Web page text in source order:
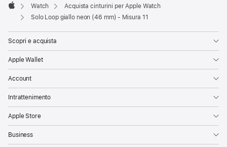
Apple
Watch
Acquista cinturini per Apple Watch
Solo Loop giallo neon (46 mm) - Misura 11
Scopri e acquista
Apple Wallet
Account
Intrattenimento
Apple Store
Business